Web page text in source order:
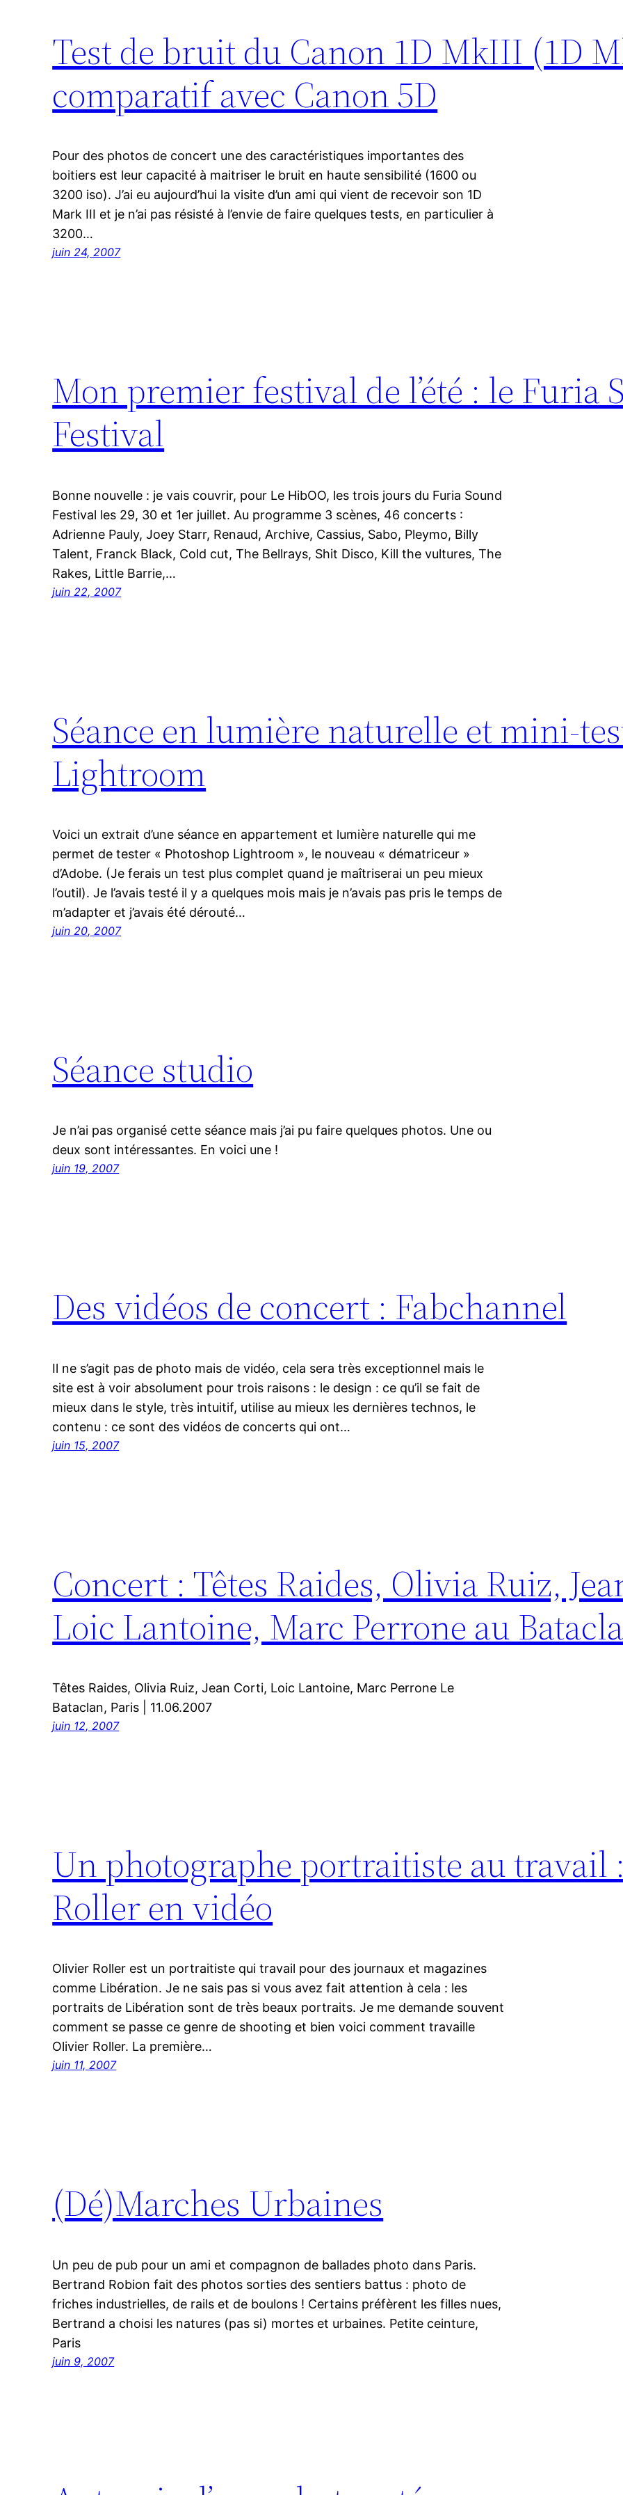
Test de bruit du Canon 1D MkIII (1D
comparatif avec Canon 5D
Pour des photos de concert une des caractéristiques importantes des
boitiers est leur capacité à maitriser le bruit en haute sensibilité (1600 ou
3200 iso). J’ai eu aujourd’hui la visite d’un ami qui vient de recevoir son 1D
Mark III et je n’ai pas résisté à l’envie de faire quelques tests, en particulier à
3200…
juin 24, 2007
Mon premier festival de l’été : le Furia
Festival
Bonne nouvelle : je vais couvrir, pour Le HibOO, les trois jours du Furia Sound
Festival les 29, 30 et 1er juillet. Au programme 3 scènes, 46 concerts :
Adrienne Pauly, Joey Starr, Renaud, Archive, Cassius, Sabo, Pleymo, Billy
Talent, Franck Black, Cold cut, The Bellrays, Shit Disco, Kill the vultures, The
Rakes, Little Barrie,…
juin 22, 2007
Séance en lumière naturelle et mini-
Lightroom
Voici un extrait d’une séance en appartement et lumière naturelle qui me
permet de tester « Photoshop Lightroom », le nouveau « dématriceur »
d’Adobe. (Je ferais un test plus complet quand je maîtriserai un peu mieux
l’outil). Je l’avais testé il y a quelques mois mais je n’avais pas pris le temps de
m’adapter et j’avais été dérouté…
juin 20, 2007
Séance studio
Je n’ai pas organisé cette séance mais j’ai pu faire quelques photos. Une ou
deux sont intéressantes. En voici une !
juin 19, 2007
Des vidéos de concert : Fabchannel
Il ne s’agit pas de photo mais de vidéo, cela sera très exceptionnel mais le
site est à voir absolument pour trois raisons : le design : ce qu’il se fait de
mieux dans le style, très intuitif, utilise au mieux les dernières technos, le
contenu : ce sont des vidéos de concerts qui ont…
juin 15, 2007
Concert : Têtes Raides, Olivia Ruiz,
Loic Lantoine, Marc Perrone au
Têtes Raides, Olivia Ruiz, Jean Corti, Loic Lantoine, Marc Perrone Le
Bataclan, Paris | 11.06.2007
juin 12, 2007
Un photographe portraitiste au travail
Roller en vidéo
Olivier Roller est un portraitiste qui travail pour des journaux et magazines
comme Libération. Je ne sais pas si vous avez fait attention à cela : les
portraits de Libération sont de très beaux portraits. Je me demande souvent
comment se passe ce genre de shooting et bien voici comment travaille
Olivier Roller. La première…
juin 11, 2007
(Dé)Marches Urbaines
Un peu de pub pour un ami et compagnon de ballades photo dans Paris.
Bertrand Robion fait des photos sorties des sentiers battus : photo de
friches industrielles, de rails et de boulons ! Certains préfèrent les filles nues,
Bertrand a choisi les natures (pas si) mortes et urbaines. Petite ceinture,
Paris
juin 9, 2007